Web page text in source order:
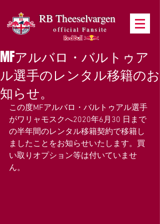
RB Theeselvargen
official Fansite
MFアルバロ・バルトゥア
ル選手のレンタル移籍のお
知らせ。
この度MFアルバロ・バルトゥアル選手
がワリャモスクへ2020年6月30 日まで
の半年間のレンタル移籍契約で移籍し
ましたことをお知らせいたします。買
い取りオプション等は付いていませ
ん。